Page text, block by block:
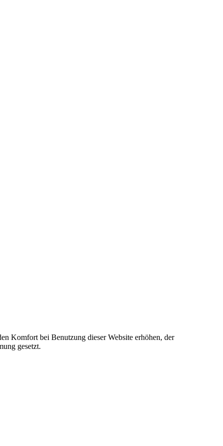
Komfort bei Benutzung dieser Website erhöhen, der
gesetzt.